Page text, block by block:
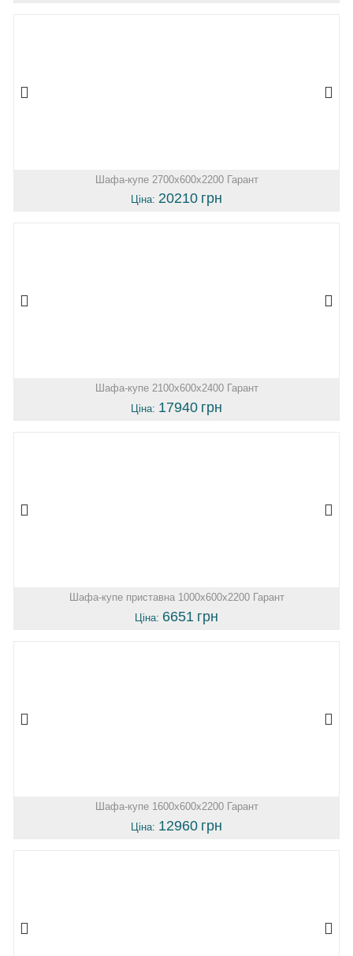
Шафа-купе 2700х600х2200 Гарант
Ціна: 20210 грн
Шафа-купе 2100х600х2400 Гарант
Ціна: 17940 грн
Шафа-купе приставна 1000х600х2200 Гарант
Ціна: 6651 грн
Шафа-купе 1600х600х2200 Гарант
Ціна: 12960 грн